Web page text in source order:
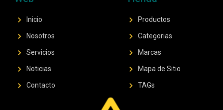
chevron_right Inicio
chevron_right Nosotros
chevron_right Servicios
chevron_right Noticias
chevron_right Contacto
chevron_right Productos
chevron_right Categorias
chevron_right Marcas
chevron_right Mapa de Sitio
chevron_right TAGs